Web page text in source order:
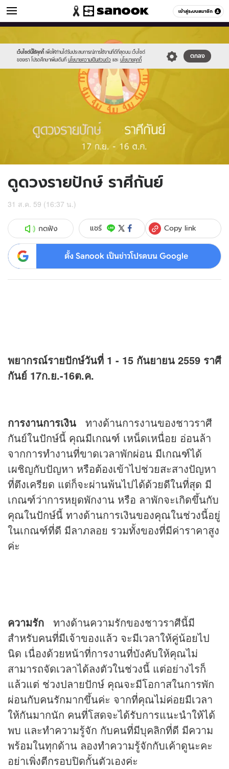
เข้าสู่ระบบสมาชิก
ดูดวง หมวดอื่นๆ
เว็บไซต์นี้ใช้คุกกี้ เพื่อให้ท่านได้รับประสบการณ์การใช้งานที่ดีที่สุดบน เว็บไซต์
ของเรา โปรดศึกษาเพิ่มเติมที่ นโยบายความเป็นส่วนตัว และ นโยบายคุกกี้
ตกลง
new-
sanook.png
ดูดวงรายปักษ์ ราศีกันย์
31 ส.ค. 59 (16:37 น.)
กดฟัง แชร์ Copy link
ตั้ง Sanook เป็นข่าวโปรดบน Google
พยากรณ์รายปักษ์วันที่ 1 - 15 กันยายน 2559 ราศี
กันย์ 17ก.ย.-16ต.ค.
การงานการเงิน ทางด้านการงานของชาวราศี
กันย์ในปักษ์นี้ คุณมีเกณฑ์ เหน็ดเหนื่อย อ่อนล้า
จากการทำงานที่ขาดเวลาพักผ่อน มีเกณฑ์ได้
เผชิญกับปัญหา หรือต้องเข้าไปช่วยสะสางปัญหา
ที่ตึงเครียด แต่ก็จะผ่านพ้นไปได้ด้วยดีในที่สุด มี
เกณฑ์ว่าการหยุดพักงาน หรือ ลาพักจะเกิดขึ้นกับ
คุณในปักษ์นี้ ทางด้านการเงินของคุณในช่วงนี้อยู่
ในเกณฑ์ที่ดี มีลาภลอย รวมทั้งของที่มีค่าราคาสูง
ค่ะ
ความรัก
ทางด้านความรักของชาวราศีนี้มี
สำหรับคนที่มีเจ้าของแล้ว จะมีเวลาให้คู่น้อยไป
นิด เนื่องด้วยหน้าที่การงานที่บังคับให้คุณไม่
สามารถจัดเวลาได้ลงตัวในช่วงนี้ แต่อย่างไรก็
แล้วแต่ ช่วงปลายปักษ์ คุณจะมีโอกาสในการพัก
ผ่อนกับคนรักมากขึ้นค่ะ จากที่คุณไม่ค่อยมีเวลา
ให้กันมากนัก คนที่โสดจะได้รับการแนะนำให้ได้
พบ และทำความรู้จัก กับคนที่มีบุคลิกที่ดี มีความ
พร้อมในทุกด้าน ลองทำความรู้จักกับเค้าดูนะคะ
อย่าเพิ่งตีกรอบปิดกั้นตัวเองค่ะ